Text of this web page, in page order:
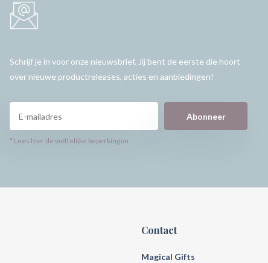
Schrijf je in voor onze nieuwsbrief. Jij bent de eerste die hoort
over nieuwe productreleases, acties en aanbiedingen!
Abonneer
* Lees hier de wettelijke beperkingen
Contact
Magical Gifts